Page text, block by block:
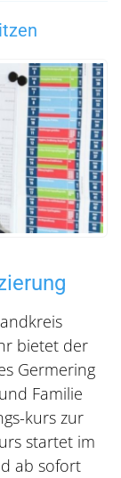
bietet der
Germering
Familie
kurs zur
startet im
ab sofort